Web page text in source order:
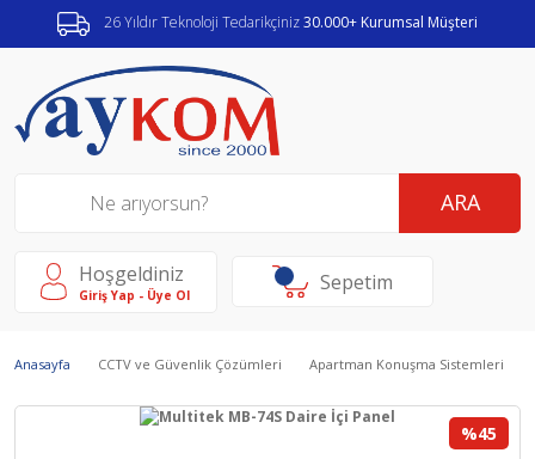
26 Yıldır Teknoloji Tedarikçiniz30.000+ Kurumsal Müşteri
ARA
Hoşgeldiniz
Giriş Yap - Üye Ol Sepetim
Anasayfa CCTV ve Güvenlik Çözümleri Apartman Konuşma Sistemleri
%45